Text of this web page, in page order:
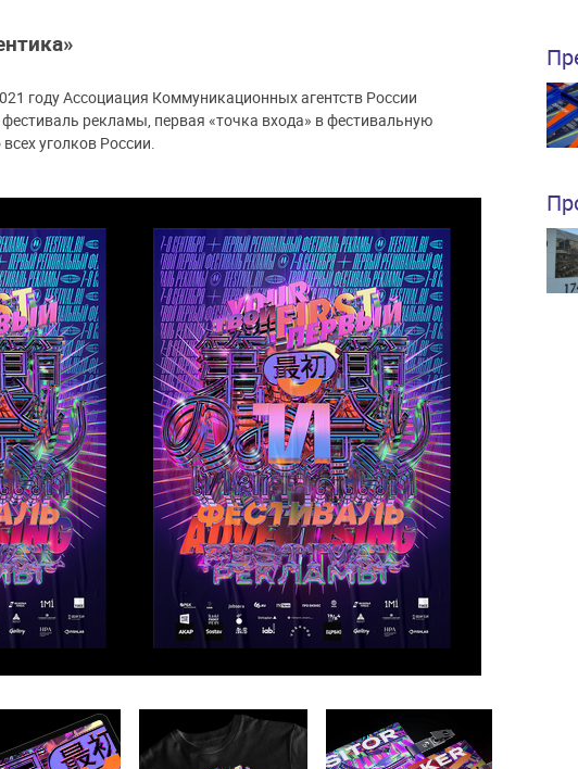
году Ассоциация Коммуникационных агентств России
рекламы, первая «точка входа» в фестивальную
уголков России.